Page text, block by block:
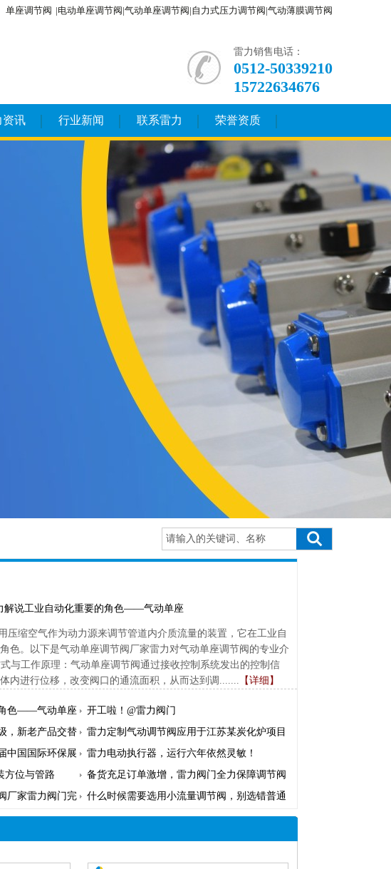
单座调节阀 |电动单座调节阀|气动单座调节阀|自力式压力调节阀|气动薄膜调节阀
雷力销售电话：
0512-50339210
15722634676
资讯 行业新闻 联系雷力 荣誉资质
解说工业自动化重要的角色——气动单座
压缩空气作为动力源来调节管道内介质流量的装置，它在工业自
色。以下是气动单座调节阀厂家雷力对气动单座调节阀的专业介
与工作原理：气动单座调节阀通过接收控制系统发出的控制信
内进行位移，改变阀口的通流面积，从而达到调....... 【详细】
色——气动单座
开工啦！@雷力阀门
，新老产品交替
雷力定制气动调节阀应用于江苏某炭化炉项目
中国国际环保展
雷力电动执行器，运行六年依然灵敏！
方位与管路
备货充足订单激增，雷力阀门全力保障调节阀
厂家雷力阀门完
什么时候需要选用小流量调节阀，别选错普通